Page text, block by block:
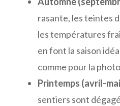
rasante, les teintes
les températures
en font la saison
comme pour la
Printemps (avril-
sentiers sont